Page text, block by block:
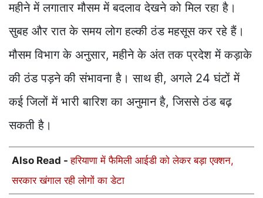
महीने में लगातार मौसम में बदलाव देखने को मिल रहा है।
सुबह और रात के समय लोग हल्की ठंड महसूस कर रहे हैं।
मौसम विभाग के अनुसार, महीने के अंत तक प्रदेश में कड़ाके
की ठंड पड़ने की संभावना है। साथ ही, अगले 24 घंटों में
कई जिलों में भारी बारिश का अनुमान है, जिससे ठंड बढ़
सकती है।
Also Read -हरियाणा में फैमिली आईडी को लेकर बड़ा एक्शन,
सरकार खंगाल रही लोगों का डेटा